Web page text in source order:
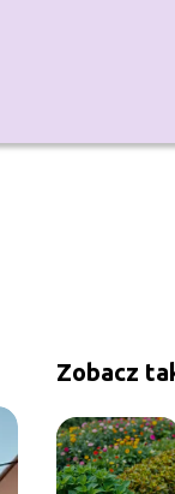
Zobacz